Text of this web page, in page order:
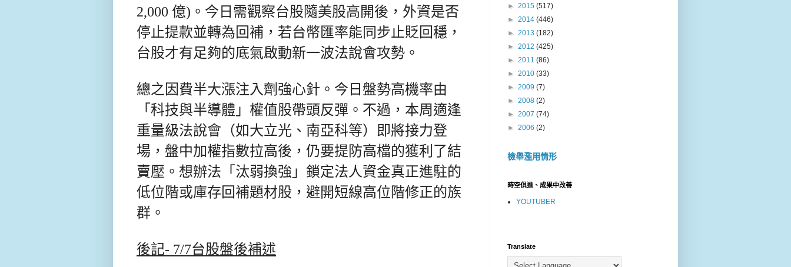
2,000 億)。今日需觀察台股隨美股高開後，外資是否
停止提款並轉為回補，若台幣匯率能同步止貶回穩，
台股才有足夠的底氣啟動新一波法說會攻勢。
總之因費半大漲注入劑 強心針。今日盤勢高機率由
「科技與半導體」權值股帶頭反彈。不過，本周適逢
重量級法說會（如大立光、南亞科等）即將接力登
場，盤中加權指數拉高後，仍要提防高檔的獲利了結
賣壓。想辦法「汰弱換強」鎖定法人資金真正進駐的
低位階或庫存回補題材股，避開短線高位階修正的族
群。
後記- 7/7台股盤後補述
► 2015 (517)
► 2014 (446)
► 2013 (182)
► 2012 (425)
► 2011 (86)
► 2010 (33)
► 2009 (7)
► 2008 (2)
► 2007 (74)
► 2006 (2)
檢舉濫用情形
時空俱進、成果中改善
YOUTUBER
Translate